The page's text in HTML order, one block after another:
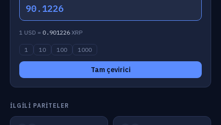
90.1226
1 USD = 0.901226 XRP
1 10 100 1000
Tam çevirici
İLGILI PARITELER